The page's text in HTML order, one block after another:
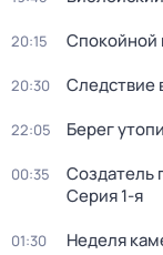
20:15 Спокойной
20:30 Следствие
22:05 Берег
00:35 Создатель
Серия 1-я
01:30 Неделя